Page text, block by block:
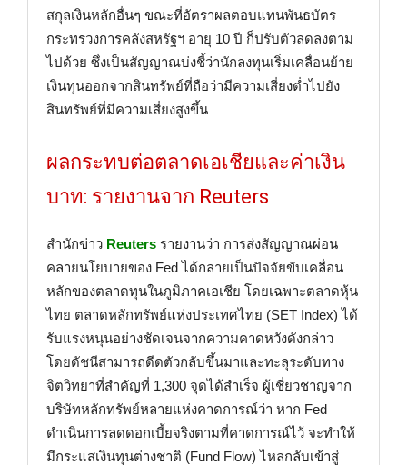
สกุลเงินหลักอื่นๆ ขณะที่อัตราผลตอบแทนพันธบัตร
กระทรวงการคลังสหรัฐฯ อายุ 10 ปี ก็ปรับตัวลดลงตาม
ไปด้วย ซึ่งเป็นสัญญาณบ่งชี้ว่านักลงทุนเริ่มเคลื่อนย้าย
เงินทุนออกจากสินทรัพย์ที่ถือว่ามีความเสี่ยงต่ำไปยัง
สินทรัพย์ที่มีความเสี่ยงสูงขึ้น
ผลกระทบต่อตลาดเอเชียและค่าเงิน
บาท: รายงานจาก Reuters
สำนักข่าว Reuters รายงานว่า การส่งสัญญาณผ่อน
คลายนโยบายของ Fed ได้กลายเป็นปัจจัยขับเคลื่อน
หลักของตลาดทุนในภูมิภาคเอเชีย โดยเฉพาะตลาดหุ้น
ไทย ตลาดหลักทรัพย์แห่งประเทศไทย (SET Index) ได้
รับแรงหนุนอย่างชัดเจนจากความคาดหวังดังกล่าว
โดยดัชนีสามารถดีดตัวกลับขึ้นมาและทะลุระดับทาง
จิตวิทยาที่สำคัญที่ 1,300 จุดได้สำเร็จ ผู้เชี่ยวชาญจาก
บริษัทหลักทรัพย์หลายแห่งคาดการณ์ว่า หาก Fed
ดำเนินการลดดอกเบี้ยจริงตามที่คาดการณ์ไว้ จะทำให้
มีกระแสเงินทุนต่างชาติ (Fund Flow) ไหลกลับเข้าสู่